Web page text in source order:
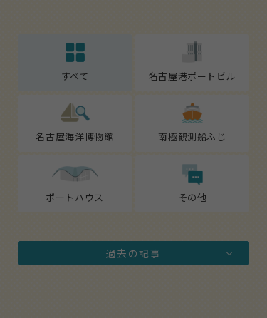
すべて 名古屋港ポートビル
名古屋海洋博物館 南極観測船ふじ
ポートハウス その他
過去の記事